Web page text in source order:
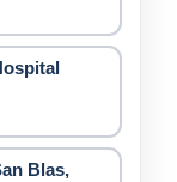
Blas,